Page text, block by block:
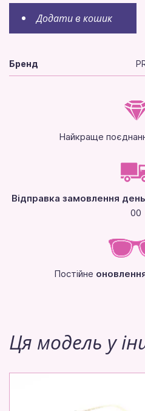
Додати в кошик
Бренд
Найкраще
Відправка замовлення
00
Постійне
Ця модель у